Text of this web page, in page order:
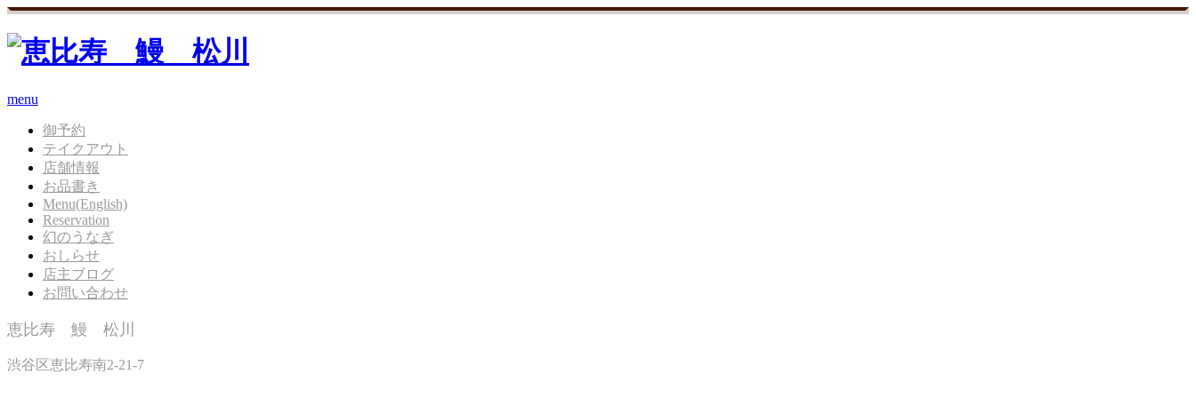
menu
御予約
テイクアウト
店舗情報
お品書き
Menu(English)
Reservation
幻のうなぎ
おしらせ
店主ブログ
お問い合わせ
恵比寿 鰻 松川
渋谷区恵比寿南2-21-7